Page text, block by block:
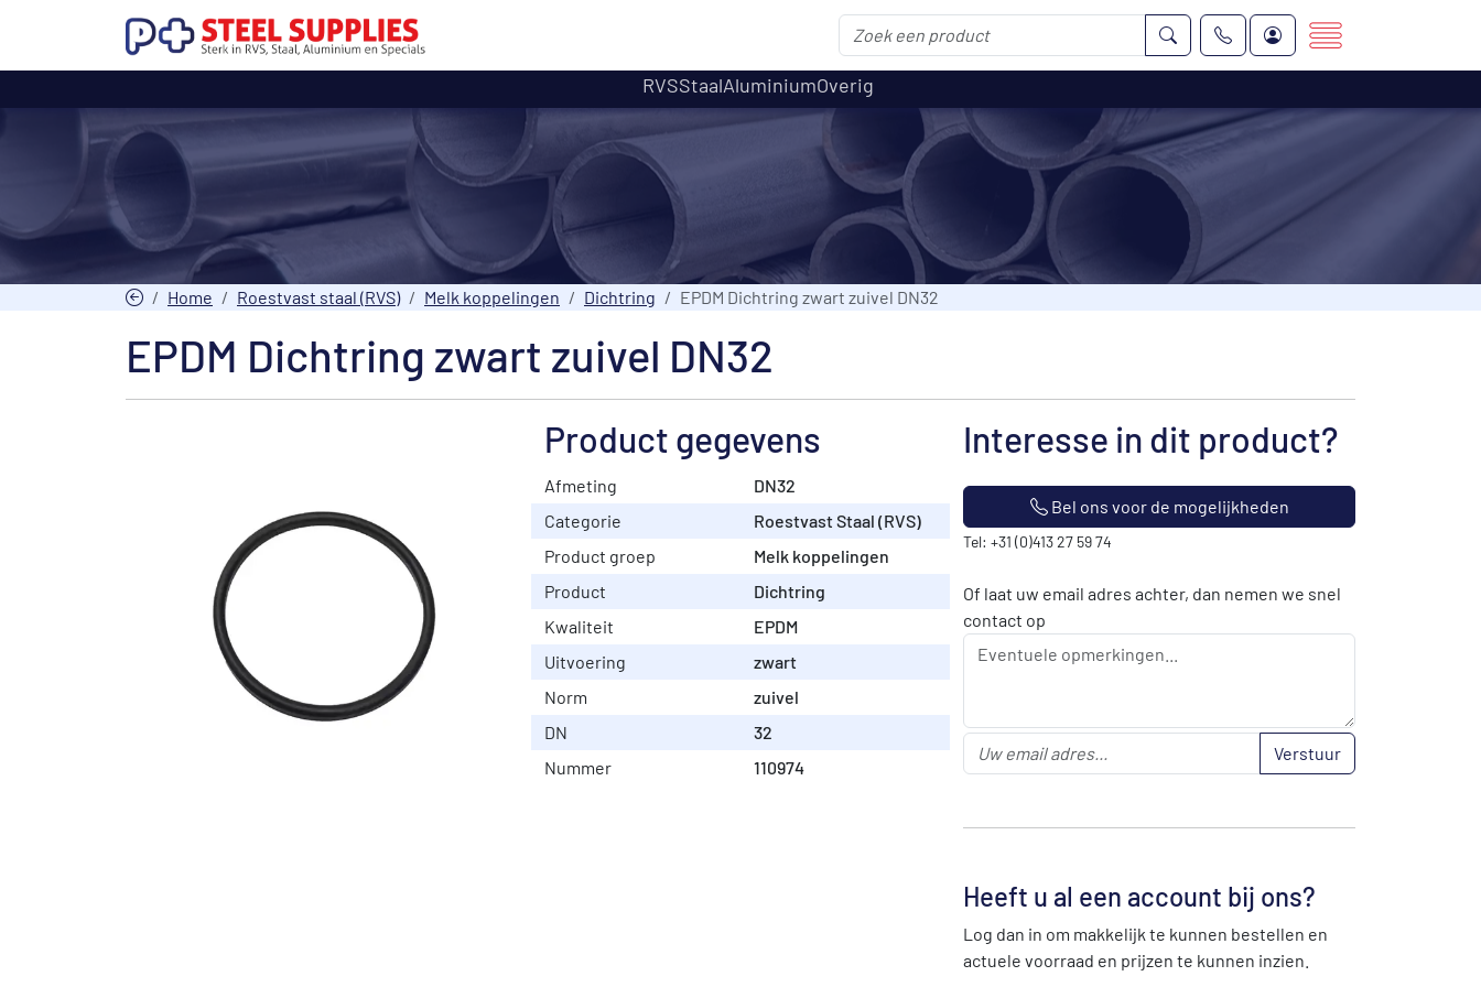
RVSStaalAluminiumOverig
Home Roestvast staal (RVS) Melk koppelingen Dichtring EPDM Dichtring zwart zuivel DN32
EPDM Dichtring zwart zuivel DN32
Product gegevens
Afmeting
DN32
Categorie
Roestvast Staal (RVS)
Product groep
Melk koppelingen
Product
Dichtring
Kwaliteit
EPDM
Uitvoering
zwart
Norm
zuivel
DN
32
Nummer
110974
Interesse in dit product?
Bel ons voor de mogelijkheden
Tel: +31 (0)413 27 59 74
Of laat uw email adres achter, dan nemen we snel
contact op
Verstuur
Heeft u al een account bij ons?
Log dan in om makkelijk te kunnen bestellen en
actuele voorraad en prijzen te kunnen inzien.